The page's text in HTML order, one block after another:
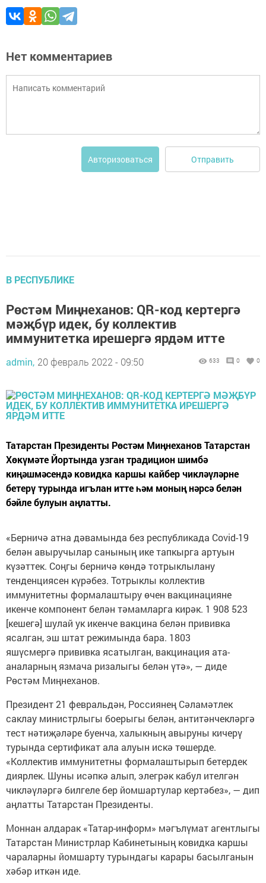
Нет комментариев
Авторизоваться Отправить
В РЕСПУБЛИКЕ
Рөстәм Миңнеханов: QR-код кертергә
мәҗбүр идек, бу коллектив
иммунитетка ирешергә ярдәм итте
admin, 20 февраль 2022 - 09:50 633 0 0
Татарстан Президенты Рөстәм Миңнеханов Татарстан
Хөкүмәте Йортында узган традицион шимбә
киңәшмәсендә ковидка каршы кайбер чикләүләрне
бетерү турында игълан итте һәм моның нәрсә белән
бәйле булуын аңлатты.
«Берничә атна дәвамында без республикада Covid-19
белән авыручылар санының ике тапкырга артуын
күзәттек. Соңгы берничә көндә тотрыклылану
тенденциясен күрәбез. Тотрыклы коллектив
иммунитетны формалаштыру өчен вакцинацияне
икенче компонент белән тәмамларга кирәк. 1 908 523
[кешегә] шулай ук икенче вакцина белән прививка
ясалган, эш штат режимында бара. 1803
яшүсмергә прививка ясатылган, вакцинация ата-
аналарның язмача ризалыгы белән үтә», — диде
Рөстәм Миңнеханов.
Президент 21 февральдән, Россиянең Сәламәтлек
саклау министрлыгы боерыгы белән, антитәнчекләргә
тест нәтиҗәләре буенча, халыкның авыруны кичерү
турында сертификат ала алуын искә төшерде.
«Коллектив иммунитетны формалаштырып бетердек
диярлек. Шуны исәпкә алып, элегрәк кабул ителгән
чикләүләргә билгеле бер йомшартулар кертәбез», — дип
аңлатты Татарстан Президенты.
Моннан алдарак «Татар-информ» мәгълүмат агентлыгы
Татарстан Министрлар Кабинетының ковидка каршы
чараларны йомшарту турындагы карары басылганын
хәбәр иткән иде.